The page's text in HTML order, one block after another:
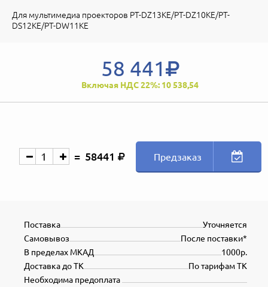
Для мультимедиа проекторов PT-DZ13KE/PT-DZ10KE/PT-
DS12KE/PT-DW11KE
58 441
Включая НДС 22%: 10 538,54
58441 Предзаказ
Уточняется
Поставка
После поставки*
Самовывоз
1000р.
В пределах МКАД
По тарифам ТК
Доставка до ТК
Необходима предоплата